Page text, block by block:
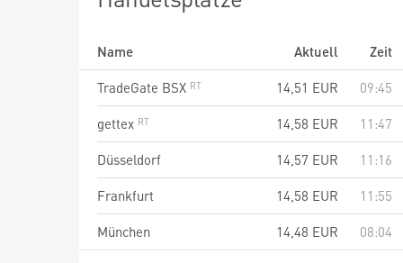
Name Aktuell
Zeit
TradeGate BSX
14,51 EUR
09:45
gettex
14,58 EUR
11:47
Düsseldorf
14,57 EUR
11:16
Frankfurt
14,58 EUR
11:55
München
14,48 EUR 08:04